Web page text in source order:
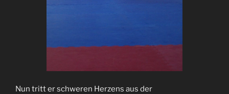
Nun tritt er schweren Herzens aus der